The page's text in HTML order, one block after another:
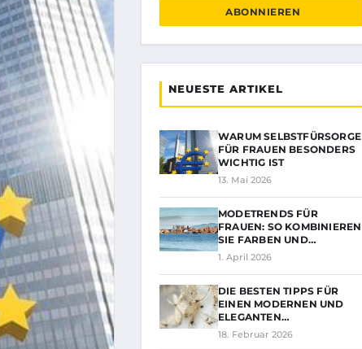
ABONNIEREN
NEUESTE ARTIKEL
WARUM SELBSTFÜRSORGE
FÜR FRAUEN BESONDERS
WICHTIG IST
13. Mai 2026
MODETRENDS FÜR
FRAUEN: SO KOMBINIEREN
SIE FARBEN UND…
1. April 2026
DIE BESTEN TIPPS FÜR
EINEN MODERNEN UND
ELEGANTEN…
18. Februar 2026